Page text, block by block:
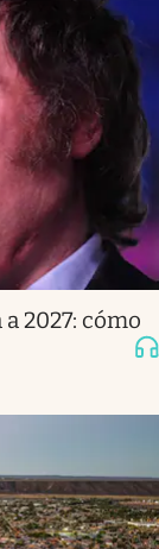
2027: cómo